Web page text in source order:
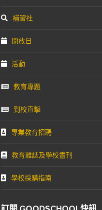
補習社
開放日
活動
教育專題
到校直擊
專業教育招聘
教育雜誌及學校書刊
學校採購指南